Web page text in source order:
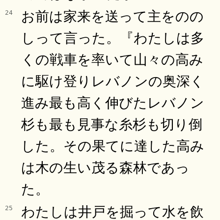
24
お前は家来を送って主をのの
しって言った。『わたしは多
くの戦車を率いて山々の高み
に駆け登りレバノンの奥深く
進み最も高く伸びたレバノン
杉も最も見事な糸杉も切り倒
した。その果てに達した高み
は木の生い茂る森林であっ
た。
25 わたしは井戸を掘って水を飲